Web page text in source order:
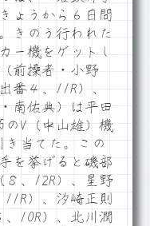
ょうから６日間
きのう行われた
ー機をゲットし
前操者・小野
番４、11R）、
南佑典）は平田
のV（中山雄）機
き当てた。この
を挙げると磯部
、12R）、星野
）、汐崎正則
、10R）、北川潤